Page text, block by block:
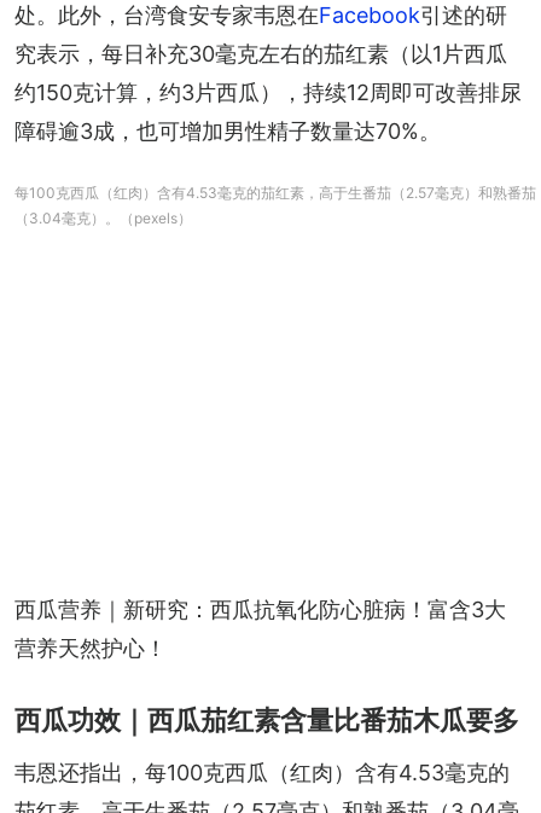
处。此外，台湾食安专家韦恩在Facebook引述的研
究表示，每日补充30毫克左右的茄红素（以1片西瓜
约150克计算，约3片西瓜），持续12周即可改善排尿
障碍逾3成，也可增加男性精子数量达70%。
每100克西瓜（红肉）含有4.53毫克的茄红素，高于生番茄（2.57毫克）和熟番茄
（3.04毫克）。（pexels）
西瓜营养｜新研究：西瓜抗氧化防心脏病！富含3大
营养天然护心！
西瓜功效｜西瓜茄红素含量比番茄木瓜要多
韦恩还指出，每100克西瓜（红肉）含有4.53毫克的